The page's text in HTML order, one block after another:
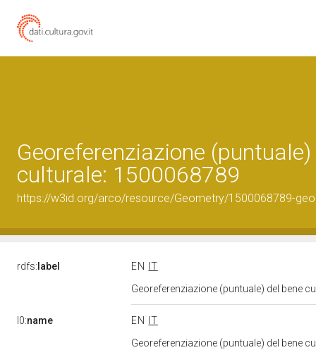
Georeferenziazione
culturale: 1500068789
https://w3id.org/arco/resource/Geometry/1500068789-
rdfs: label EN
IT
Georeferenziazione (puntuale) del bene
l0:name EN
IT
Georeferenziazione (puntuale) del bene